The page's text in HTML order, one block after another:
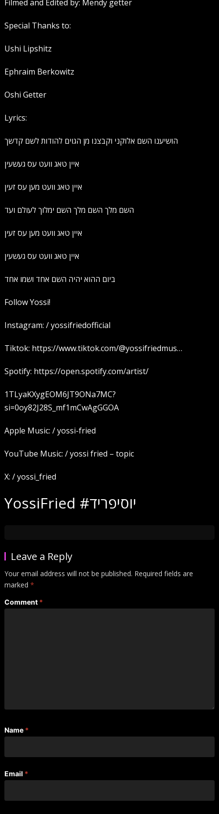
Filmed and Edited by: Mendy getter
Special Thanks to:
Ushi Lipshitz
Ephraim Berkowitz
Oshi Getter
Lyrics:
הושיענו השם אלוקני וקבצנו מן הגוים להודות לשם קדשך
איין טאג וועט עס געשעין
איין טאג וועט מען עס זעין
השם מלך השם מלך השם ימלוך לעולם ועד
איין טאג וועט מען עס זעין
איין טאג וועט עס געשעין
ביום ההוא יהיה השם אחד ושמו אחד
Follow Yossi!
Instagram: / yossifriedofficial
Tiktok: https://www.tiktok.com/@yossifriedmus…
Spotify: https://open.spotify.com/artist/
1TLyaKXygEOM6JT9ONa7MC?
si=0oy82J28S_mf1mCwAgGGOA
Apple Music: / yossi-fried
YouTube Music: / yossi fried – topic
X: / yossi_fried
YossiFried #יוסיפריד
Leave a Reply
Your email address will not be published. Required fields are
marked *
Comment *
Name *
Email *